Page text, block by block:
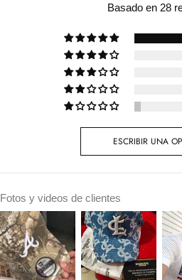
Basado en 28
ESCRIBIR UNA
Fotos y videos de clientes